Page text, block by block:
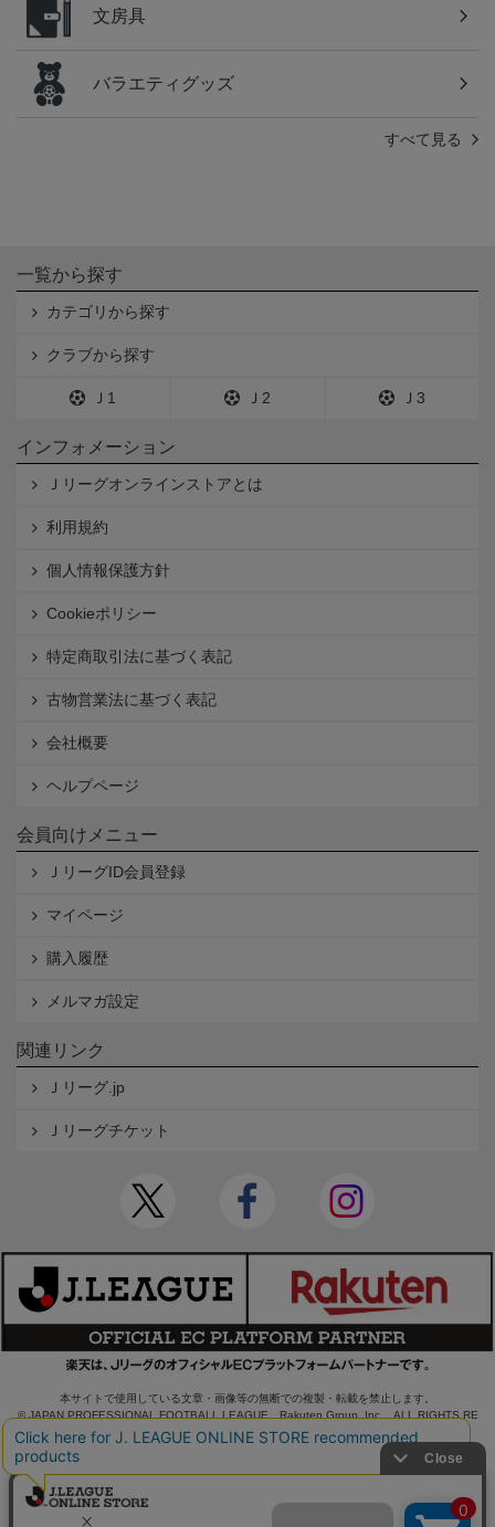
文房具
バラエティグッズ
すべて見る
一覧から探す
カテゴリから探す
クラブから探す
Ｊ1 Ｊ2 Ｊ3
インフォメーション
Ｊリーグオンラインストアとは
利用規約
個人情報保護方針
Cookieポリシー
特定商取引法に基づく表記
古物営業法に基づく表記
会社概要
ヘルプページ
会員向けメニュー
ＪリーグID会員登録
マイページ
購入履歴
メルマガ設定
関連リンク
Ｊリーグ.jp
Ｊリーグチケット
本サイトで使用している文章・画像等の無断での複製・転載を禁止します。
© JAPAN PROFESSIONAL FOOTBALL LEAGUE Rakuten Group, Inc. ALL RIGHTS RE
SERVED.